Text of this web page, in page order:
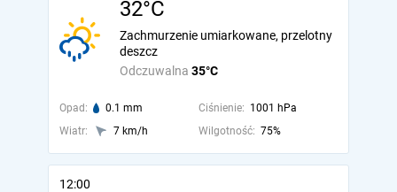
32°C
Odczuwalna 35°C
Zachmurzenie umiarkowane, przelotny
deszcz
Opad: 0.1 mm Ciśnienie: 1001 hPa
Wiatr:
7 km/h Wilgotność: 75%
12:00